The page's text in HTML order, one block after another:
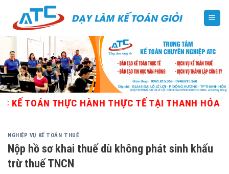
content
THỰC HÀNH THỰC TẾ TẠI THANH HÓA -
NGHIỆP VỤ KẾ TOÁN THUẾ
Nộp hồ sơ khai thuế dù không phát sinh khấu
trừ thuế TNCN